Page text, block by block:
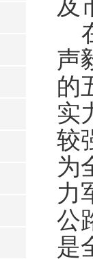
及
声
的
实
较
为
力
公
是